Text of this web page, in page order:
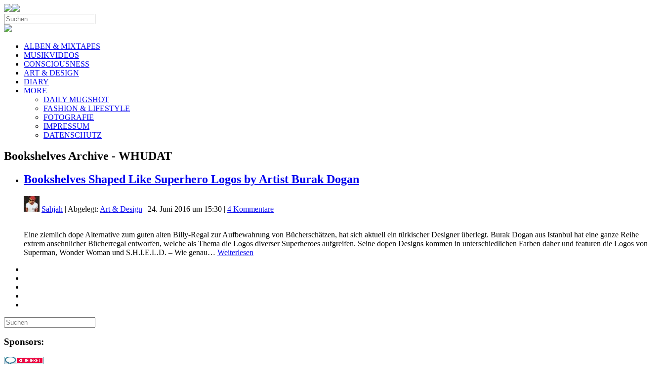
ALBEN & MIXTAPES
MUSIKVIDEOS
CONSCIOUSNESS
ART & DESIGN
DIARY
MORE
DAILY MUGSHOT
FASHION & LIFESTYLE
FOTOGRAFIE
IMPRESSUM
DATENSCHUTZ
Bookshelves Archive - WHUDAT
Bookshelves Shaped Like Superhero Logos by Artist Burak Dogan
Sahjah | Abgelegt: Art & Design | 24. Juni 2016 um 15:30 | 4 Kommentare
Eine ziemlich dope Alternative zum guten alten Billy-Regal zur Aufbewahrung von Bücherschätzen, hat sich aktuell ein türkischer Designer überlegt. Burak Dogan aus Istanbul hat eine ganze Reihe
extrem ansehnlicher Bücherregal entworfen, welche als Thema die Logos diverser Superheroes aufgreifen. Seine dopen Designs kommen in unterschiedlichen Farben daher und featuren die Logos von
Superman, Wonder Woman und S.H.I.E.L.D. – Wie genau… Weiterlesen
Sponsors: